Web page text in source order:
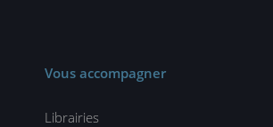
Vous accompagner
Librairies